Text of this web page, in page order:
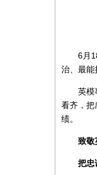
6月
治、最能
英模
看齐，把
绩。
致敬
把忠